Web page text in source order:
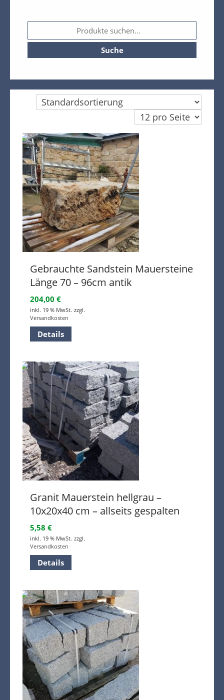
Warenkorb
Kreta Keramik und weitere
Findlinge
Gartenmöbel
Dekoration
Bodenbelag
Verblender
Pflanzen / Bäume
Suche
Gebrauchte Sandstein Mauersteine
Länge 70 – 96cm antik
204,00 €
inkl. 19 % MwSt. zzgl.
Versandkosten
Details
Granit Mauerstein hellgrau –
10x20x40 cm – allseits gespalten
5,58 €
inkl. 19 % MwSt. zzgl.
Versandkosten
Details